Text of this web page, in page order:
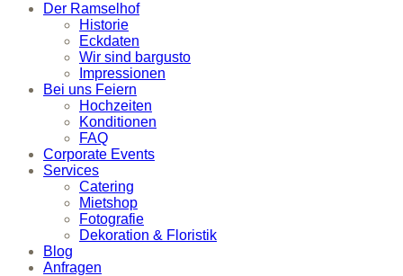
Der Ramselhof
Historie
Eckdaten
Wir sind bargusto
Impressionen
Bei uns Feiern
Hochzeiten
Konditionen
FAQ
Corporate Events
Services
Catering
Mietshop
Fotografie
Dekoration & Floristik
Blog
Anfragen